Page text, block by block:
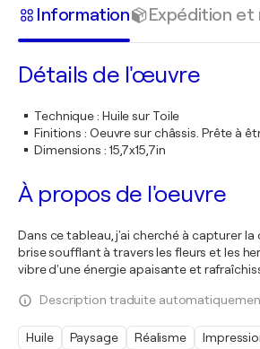
Information Expédition
Détails de l'œuvre
Technique: Huile sur Toile
Finitions : Oeuvre sur châssis. Prête à
Dimensions : 15,7x15,7in
À propos de l'oeuvre
Dans ce tableau, j'ai cherché à capturer
brise soufflant à travers les fleurs et les
vibre d'une énergie apaisante et
Description traduite
Huile Paysage Réalisme